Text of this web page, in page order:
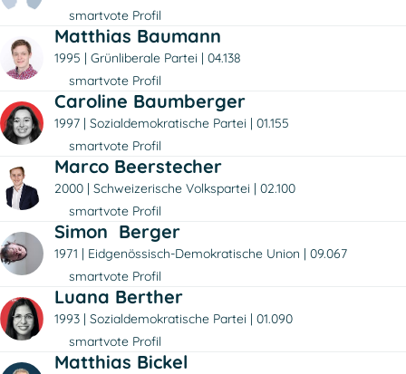
smartvote Profil
Matthias Baumann
1995 Grünliberale Partei
04.138
smartvote Profil
Caroline Baumberger
1997 Sozialdemokratische Partei
01.155
smartvote Profil
Marco Beerstecher
2000 Schweizerische Volkspartei
02.100
smartvote Profil
Simon Berger
1971 Eidgenössisch-Demokratische Union
09.067
smartvote Profil
Luana Berther
1993 Sozialdemokratische Partei
01.090
smartvote Profil
Matthias Bickel